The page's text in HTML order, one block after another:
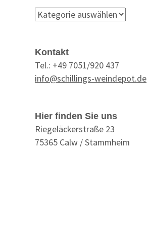
Kategorien
Kontakt
Tel.: +49 7051/920 437
info@schillings-weindepot.de
Hier finden Sie uns
Riegeläckerstraße 23
75365 Calw / Stammheim